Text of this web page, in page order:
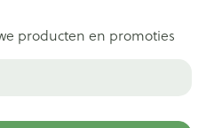
producten en promoties